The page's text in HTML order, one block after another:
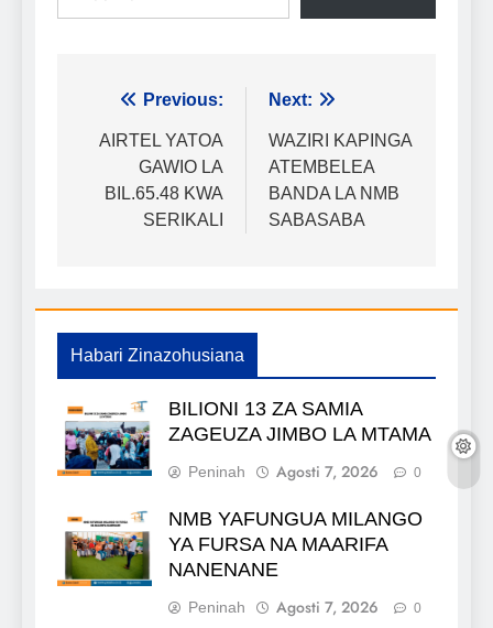
Urambazaji
wa
chapisho
Previous:
AIRTEL YATOA
GAWIO LA
BIL.65.48 KWA
SERIKALI
Next:
WAZIRI KAPINGA
ATEMBELEA
BANDA LA NMB
SABASABA
Habari Zinazohusiana
BILIONI 13 ZA SAMIA
ZAGEUZA JIMBO LA MTAMA
Peninah Agosti 7, 2026 0
NMB YAFUNGUA MILANGO
YA FURSA NA MAARIFA
NANENANE
Peninah Agosti 7, 2026 0